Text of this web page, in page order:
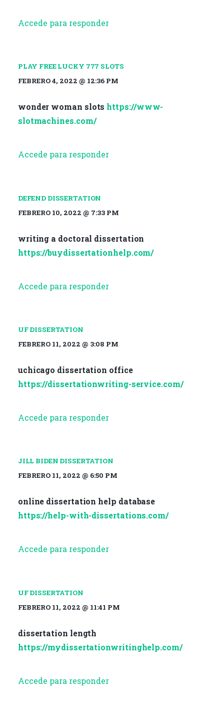
Accede para responder
PLAY FREE LUCKY 777 SLOTS
FEBRERO 4, 2022 @ 12:36 PM
wonder woman slots https://www-
slotmachines.com/
Accede para responder
DEFEND DISSERTATION
FEBRERO 10, 2022 @ 7:33 PM
writing a doctoral dissertation
https://buydissertationhelp.com/
Accede para responder
UF DISSERTATION
FEBRERO 11, 2022 @ 3:08 PM
uchicago dissertation office
https://dissertationwriting-service.com/
Accede para responder
JILL BIDEN DISSERTATION
FEBRERO 11, 2022 @ 6:50 PM
online dissertation help database
https://help-with-dissertations.com/
Accede para responder
UF DISSERTATION
FEBRERO 11, 2022 @ 11:41 PM
dissertation length
https://mydissertationwritinghelp.com/
Accede para responder